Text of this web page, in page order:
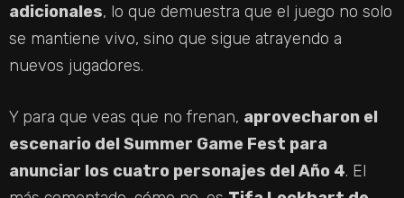
adicionales, lo que demuestra que el juego no solo
se mantiene vivo, sino que sigue atrayendo a
nuevos jugadores.
Y para que veas que no frenan, aprovecharon el
escenario del Summer Game Fest para
anunciar los cuatro personajes del Año 4. El